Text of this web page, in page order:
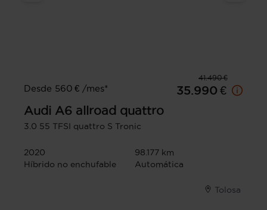
41.490 €
Desde 560 € /mes*
35.990 €
Audi A6 allroad quattro
3.0 55 TFSI quattro S Tronic
2020
98.177 km
Híbrido no enchufable
Automática
Tolosa